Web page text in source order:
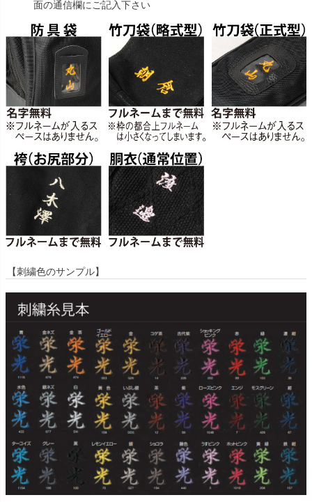
面の通信欄にご記入下さい
【刺繍色のサンプル】